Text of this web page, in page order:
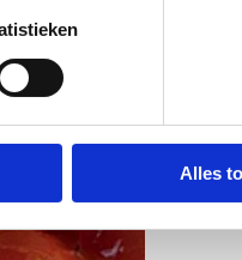
Alles